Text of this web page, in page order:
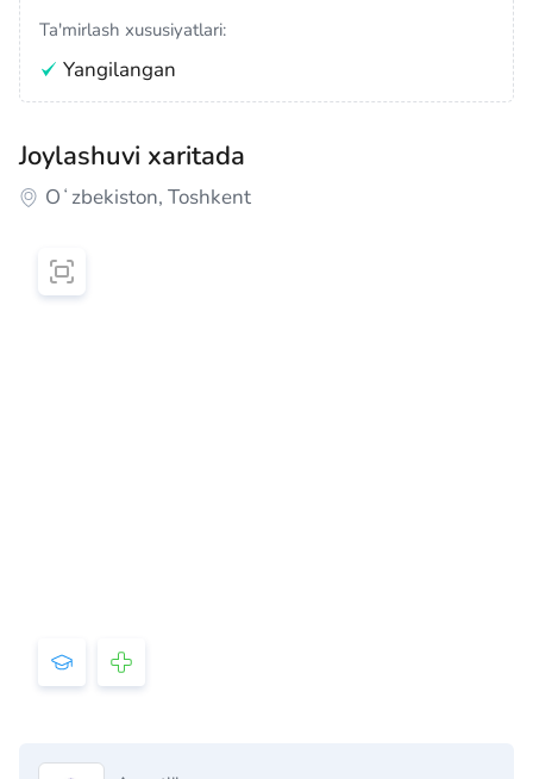
Ta'mirlash xususiyatlari:
Yangilangan
Joylashuvi xaritada
Oʻzbekiston, Toshkent